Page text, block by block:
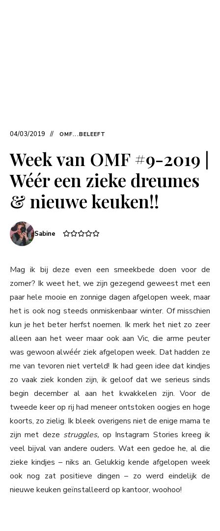
04/03/2019 OMF...BELEEFT
Week van OMF #9-2019 |
Wéér een zieke dreumes
& nieuwe keuken!!
Sabine
Mag ik bij deze even een smeekbede doen voor de
zomer? Ik weet het, we zijn gezegend geweest met een
paar hele mooie en zonnige dagen afgelopen week, maar
het is ook nog steeds onmiskenbaar winter. Of misschien
kun je het beter herfst noemen. Ik merk het niet zo zeer
alleen aan het weer maar ook aan Vic, die arme peuter
was gewoon alwéér ziek afgelopen week. Dat hadden ze
me van tevoren niet verteld! Ik had geen idee dat kindjes
zo vaak ziek konden zijn, ik geloof dat we serieus sinds
begin december al aan het kwakkelen zijn. Voor de
tweede keer op rij had meneer ontstoken oogjes en hoge
koorts, zo zielig. Ik bleek overigens niet de enige mama te
zijn met deze struggles, op Instagram Stories kreeg ik
veel bijval van andere ouders. Wat een gedoe he, al die
zieke kindjes – niks an. Gelukkig kende afgelopen week
ook nog zat positieve dingen – zo werd eindelijk de
nieuwe keuken geïnstalleerd op kantoor, woohoo!